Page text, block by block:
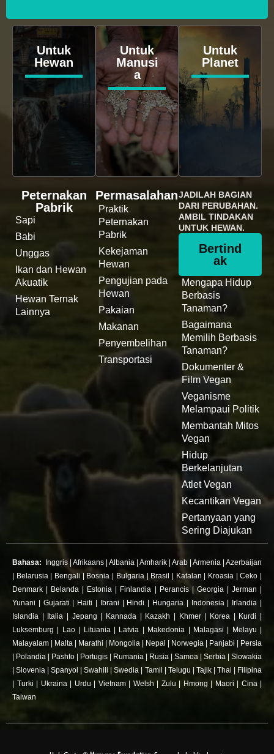
Untuk
Hewan
Untuk
Manusi
a
Untuk
Planet
Peternakan
Pabrik
Sapi
Babi
Unggas
Ikan dan Hewan
Akuatik
Hewan Ternak
Lainnya
Permasalahan
Praktik
Peternakan
Pabrik
Kekejaman
Hewan
Pengujian pada
Hewan
Pakaian
Makanan
Penyembelihan
Transportasi
JADILAH BAGIAN
DARI PERUBAHAN.
AMBIL TINDAKAN
UNTUK HEWAN.
Bertind
ak
Mengapa Hidup
Berbasis
Tanaman?
Bagaimana
Memilih Berbasis
Tanaman?
Dokumenter &
Film Vegan
Veganisme
Melampaui Politik
Membantah Mitos
Vegan
Hidup
Berkelanjutan
Atlet Vegan
Kecantikan Vegan
Pertanyaan yang
Sering Diajukan
Bahasa: Inggris Afrikaans Albania Amharik Arab Armenia Azerbaijan
Belarusia| Bengali Bosnia Bulgaria| Brasil Katalan Kroasia|Ceko
Denmark
Belanda Estonia Finlandia Perancis| Georgia| Jerman
Yunani
Gujarati Haiti Ibrani Hindi Hungaria Indonesia| Irlandia
Islandia
Italia Jepang Kannada Kazakh Khmer| Korea Kurdi
Luksemburg
Lao| Lituania| Latvia Makedonia Malagasi Melayu
Malayalam
Malta Marathi Mongolia Nepal Norwegia Panjabi
Persia
Polandia Pashto Portugis Rumania Rusia Samoa Serbia
Slowakia
|Slovenia |Spanyol |Swahili |Swedia Tamil Telugu Tajik| Thai
Filipina
Turki Ukraina| Urdu Vietnam| Welsh Zulu Hmong Maori Cina|
Taiwan